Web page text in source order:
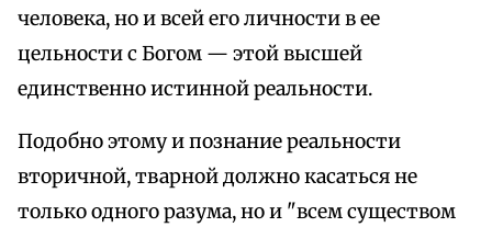
человека, но и всей его личности в ее
цельности с Богом — этой высшей
единственно истинной реальности.
Подобно этому и познание реальности
вторичной, тварной должно касаться не
только одного разума, но и "всем существом